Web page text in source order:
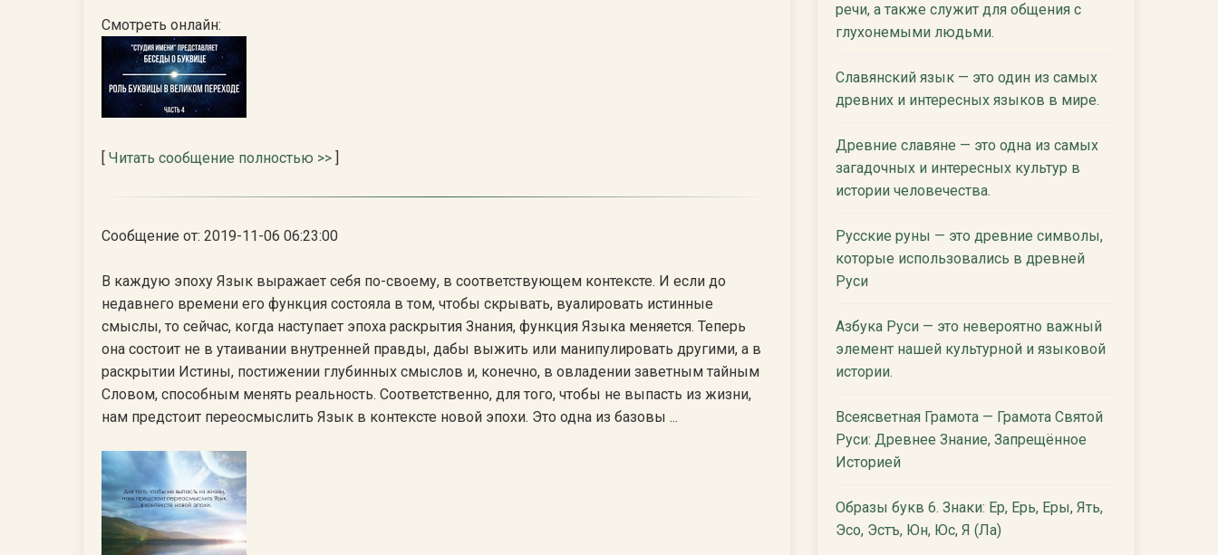
Смотреть онлайн:
[ Читать сообщение полностью >> ]
Сообщение от: 2019-11-06 06:23:00
В каждую эпоху Язык выражает себя по-своему, в соответствующем контексте. И если до
недавнего времени его функция состояла в том, чтобы скрывать, вуалировать истинные
смыслы, то сейчас, когда наступает эпоха раскрытия Знания, функция Языка меняется. Теперь
она состоит не в утаивании внутренней правды, дабы выжить или манипулировать другими, а в
раскрытии Истины, постижении глубинных смыслов и, конечно, в овладении заветным тайным
Словом, способным менять реальность. Соответственно, для того, чтобы не выпасть из жизни,
нам предстоит переосмыслить Язык в контексте новой эпохи. Это одна из базовы ...
речи, а также служит для общения с
глухонемыми людьми.
Славянский язык — это один из самых
древних и интересных языков в мире.
Древние славяне — это одна из самых
загадочных и интересных культур в
истории человечества.
Русские руны — это древние символы,
которые использовались в древней
Руси
Азбука Руси — это невероятно важный
элемент нашей культурной и языковой
истории.
Всеясветная Грамота — Грамота Святой
Руси: Древнее Знание, Запрещённое
Историей
Образы букв 6. Знаки: Ер, Ерь, Еры, Ять,
Эсо, Эстъ, Юн, Юс, Я (Ла)